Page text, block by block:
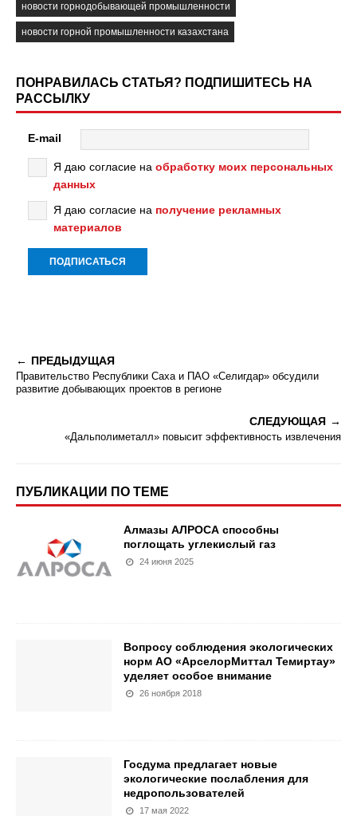
новости горнодобывающей промышленности
новости горной промышленности казахстана
ПОНРАВИЛАСЬ СТАТЬЯ? ПОДПИШИТЕСЬ НА
РАССЫЛКУ
E-mail
Я даю согласие на обработку моих персональных
данных
Я даю согласие на получение рекламных
материалов
ПРЕДЫДУЩАЯ
Правительство Республики Саха и ПАО «Селигдар» обсудили
развитие добывающих проектов в регионе
СЛЕДУЮЩАЯ
«Дальполиметалл» повысит эффективность извлечения
ПУБЛИКАЦИИ ПО ТЕМЕ
Алмазы АЛРОСА способны
поглощать углекислый газ
24 июня 2025
Вопросу соблюдения экологических
норм АО «АрселорМиттал Темиртау»
уделяет особое внимание
26 ноября 2018
Госдума предлагает новые
экологические послабления для
недропользователей
17 мая 2022